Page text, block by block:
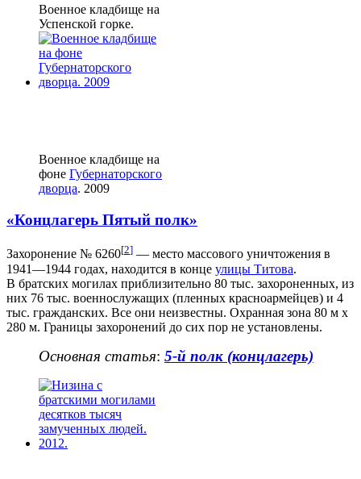
Военное кладбище на
Успенской горке.
Военное кладбище на
фоне Губернаторского
дворца. 2009
«Концлагерь Пятый полк»
Захоронение № 6260[2] — место массового уничтожения в
1941—1944 годах, находится в конце улицы Титова.
В братских могилах приблизительно 80 тыс. захороненных, из
них 76 тыс. военнослужащих (пленных красноармейцев) и 4
тыс. гражданских. Все они неизвестны. Охранная зона 80 м x
280 м. Границы захоронений до сих пор не установлены.
Основная статья: 5-й полк (концлагерь)